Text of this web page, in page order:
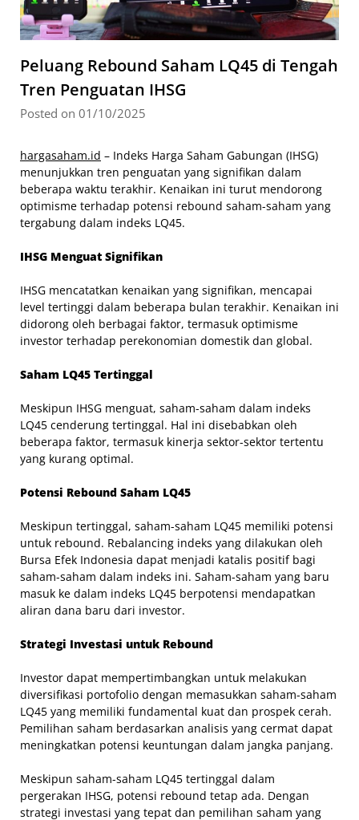
Peluang Rebound Saham LQ45 di Tengah
Tren Penguatan IHSG
Posted on 01/10/2025
hargasaham.id – Indeks Harga Saham Gabungan (IHSG)
menunjukkan tren penguatan yang signifikan dalam
beberapa waktu terakhir. Kenaikan ini turut mendorong
optimisme terhadap potensi rebound saham-saham yang
tergabung dalam indeks LQ45.
IHSG Menguat Signifikan
IHSG mencatatkan kenaikan yang signifikan, mencapai
level tertinggi dalam beberapa bulan terakhir. Kenaikan ini
didorong oleh berbagai faktor, termasuk optimisme
investor terhadap perekonomian domestik dan global.
Saham LQ45 Tertinggal
Meskipun IHSG menguat, saham-saham dalam indeks
LQ45 cenderung tertinggal. Hal ini disebabkan oleh
beberapa faktor, termasuk kinerja sektor-sektor tertentu
yang kurang optimal.
Potensi Rebound Saham LQ45
Meskipun tertinggal, saham-saham LQ45 memiliki potensi
untuk rebound. Rebalancing indeks yang dilakukan oleh
Bursa Efek Indonesia dapat menjadi katalis positif bagi
saham-saham dalam indeks ini. Saham-saham yang baru
masuk ke dalam indeks LQ45 berpotensi mendapatkan
aliran dana baru dari investor.
Strategi Investasi untuk Rebound
Investor dapat mempertimbangkan untuk melakukan
diversifikasi portofolio dengan memasukkan saham-saham
LQ45 yang memiliki fundamental kuat dan prospek cerah.
Pemilihan saham berdasarkan analisis yang cermat dapat
meningkatkan potensi keuntungan dalam jangka panjang.
Meskipun saham-saham LQ45 tertinggal dalam
pergerakan IHSG, potensi rebound tetap ada. Dengan
strategi investasi yang tepat dan pemilihan saham yang